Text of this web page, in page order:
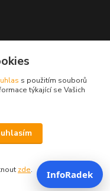
rychle.cz
s použitím souborů
týkající se Vašich
zde. InfoRadek